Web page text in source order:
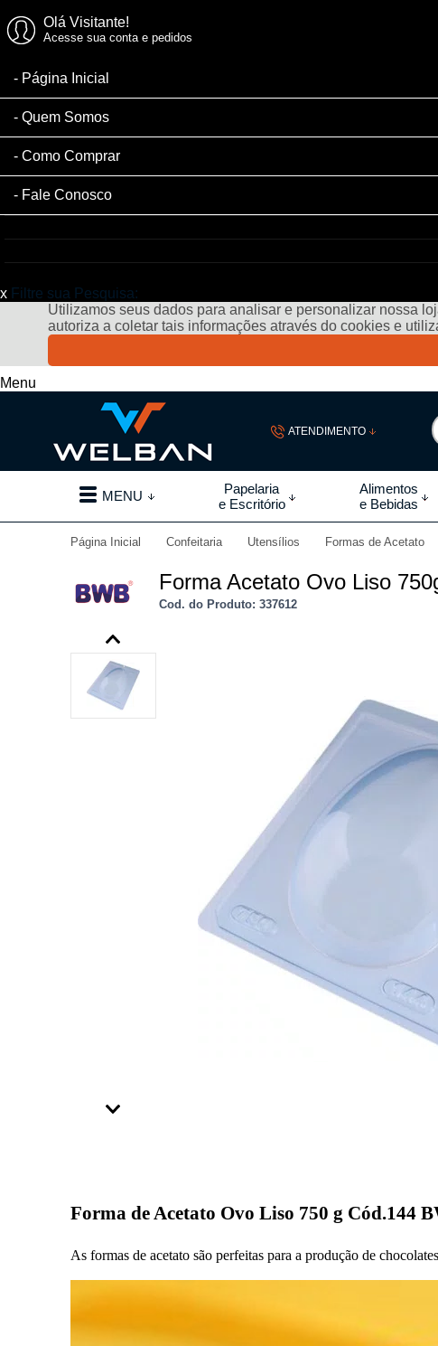
Olá Visitante!
Acesse sua conta e pedidos
Página Inicial
Quem Somos
Como Comprar
Fale Conosco
x Filtre sua Pesquisa:
Utilizamos seus dados para analisar e personalizar nossa
autoriza a coletar tais informações através do cookies e
Menu
ATENDIMENTO
(19)
Segunda à sexta - 08:30h às
MENU
Papelaria
e Escritório
Alimentos
e Bebidas
Página Inicial Confeitaria Utensílios Formas de Acetato
Forma Acetato Ovo Liso
Cod. do Produto: 337612
Forma de Acetato Ovo Liso 750 g Cód.144
As formas de acetato são perfeitas para a produção de